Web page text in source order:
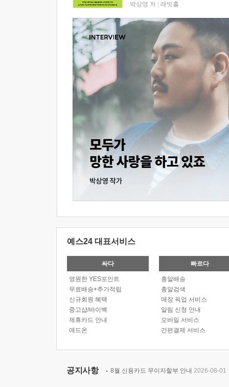
박상영 저 래빗홀
예스24 대표서비스
싸다
영원한 YES포인트
무료배송+추가적립
신규회원 혜택
중고샵/바이백
제휴카드 안내
애드온
빠르다
총알배송
총알검색
매장 픽업 서비스
알림 신청 안내
모바일 서비스
간편결제 서비스
공지사항 8월 신용카드 무이자할부 안내 2026-08-01